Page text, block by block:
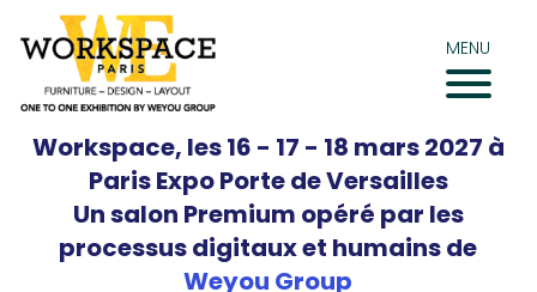
contenu
Workspace, les 16 - 17 - 18 mars 2027 à
Paris Expo Porte de Versailles
Un salon Premium opéré par les
processus digitaux et humains de
Weyou Group
MENU